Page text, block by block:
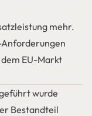
mehr.
EU-Markt
wurde
Bestandteil